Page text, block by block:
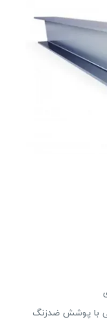
با پوشش ضدزنگ